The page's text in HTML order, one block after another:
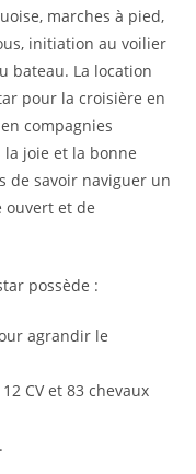
marches à pied,
initiation au voilier
bateau. La location
pour la croisière en
compagnies
la joie et la bonne
de savoir naviguer un
ouvert et de
possède :
agrandir le
CV et 83 chevaux